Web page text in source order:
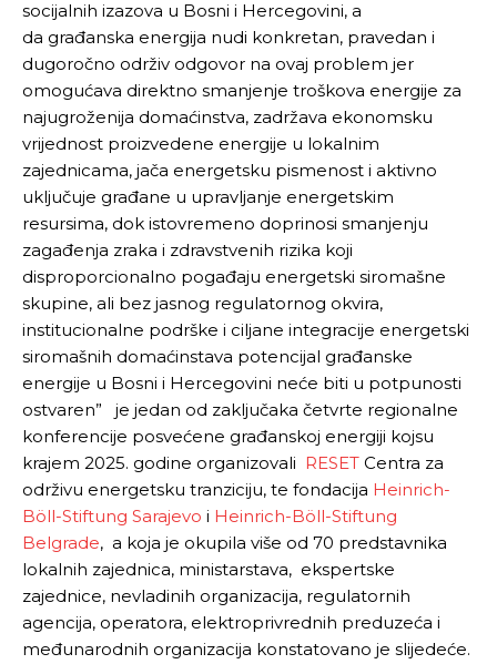
Pusti priču da živi!
Ovim putem želimo da vam se zahvalimo što ste
odlučili da pustite Vašu priču da živi, Redakcija
Objavi.ba
[wpuf_form id=”7463”]
Pusti priču da živi!
Ovim putem želimo da vam se zahvalimo što ste
odlučili da pustite Vašu priču da živi, Redakcija
Objavi.ba
[wpuf_form id=”7463”]
socijalnih izazova u Bosni i Hercegovini, a
da građanska energija nudi konkretan, pravedan i
dugoročno održiv odgovor na ovaj problem jer
omogućava direktno smanjenje troškova energije za
najugroženija domaćinstva, zadržava ekonomsku
vrijednost proizvedene energije u lokalnim
zajednicama, jača energetsku pismenost i aktivno
uključuje građane u upravljanje energetskim
resursima, dok istovremeno doprinosi smanjenju
zagađenja zraka i zdravstvenih rizika koji
disproporcionalno pogađaju energetski siromašne
skupine, ali bez jasnog regulatornog okvira,
institucionalne podrške i ciljane integracije energetski
siromašnih domaćinstava potencijal građanske
energije u Bosni i Hercegovini neće biti u potpunosti
ostvaren” je jedan od zaključaka četvrte regionalne
konferencije posvećene građanskoj energiji kojsu
krajem 2025. godine organizovali RESET Centra za
održivu energetsku tranziciju, te fondacija Heinrich-
Böll-Stiftung Sarajevo i Heinrich-Böll-Stiftung
Belgrade, a koja je okupila više od 70 predstavnika
lokalnih zajednica, ministarstava, ekspertske
zajednice, nevladinih organizacija, regulatornih
agencija, operatora, elektroprivrednih preduzeća i
međunarodnih organizacija konstatovano je slijedeće.